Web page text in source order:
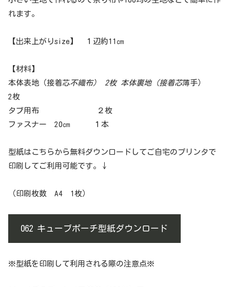
れます。
【出来上がりsize】 １辺約11㎝
【材料】
本体表地（接着芯不織布） 2枚 本体裏地（接着芯薄手）
2枚
タブ用布 ２枚
ファスナー 20㎝ １本
型紙はこちらから無料ダウンロードしてご自宅のプリンタで
印刷してご利用可能です。↓
（印刷枚数 A4 1枚）
062 キューブポーチ型紙ダウンロード
※型紙を印刷して利用される際の注意点※